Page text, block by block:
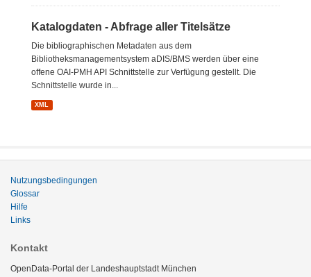
Katalogdaten - Abfrage aller Titelsätze
Die bibliographischen Metadaten aus dem
Bibliotheksmanagementsystem aDIS/BMS werden über eine
offene OAI-PMH API Schnittstelle zur Verfügung gestellt. Die
Schnittstelle wurde in...
XML
Nutzungsbedingungen
Glossar
Hilfe
Links
Kontakt
OpenData-Portal der Landeshauptstadt München